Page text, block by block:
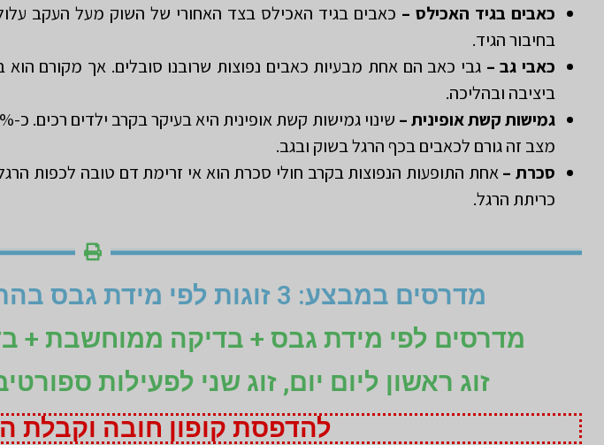
כאבים בגיד האכילס – כאבים בגיד האכילס בצד האחורי של השוק מעל העקב
בחיבור הגיד.
כאבי גב – גבי כאב הם אחת מבעיות כאבים נפוצות שרובנו סובלים. אך מקורם הוא
ביציבה ובהליכה.
גמישות קשת אופינית –
מצב זה גורם לכאבים בכף הרגל בשוק ובגב.
סכרת –אחת התופעות הנפוצות בקרב חולי סכרת הוא אי זרימת דם טובה לכפות
כריתת הרגל.
מדרסים במבצע: 3 זוגות לפי מידת גבס בהתאמה אישית (1+1+1 חינם)
מדרסים לפי מידת גבס + בדיקה ממוחשבת +
זוג ראשון ליום יום, זוג שני לפעילות
להדפסת קופון חובה וקבלת